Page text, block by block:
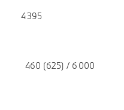
4 395
460 (625) / 6 000